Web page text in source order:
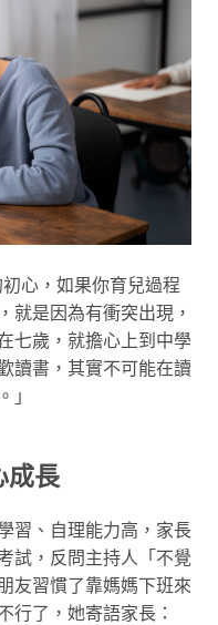
心，如果你育兒過程
就是因為有衝突出現，
七歲，就擔心上到中學
讀書，其實不可能在讀
」
成長
習、自理能力高，家長
試，反問主持人「不覺
友習慣了靠媽媽下班來
行了，她寄語家長：